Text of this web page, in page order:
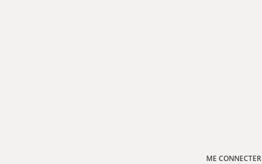
ME CONNECTER